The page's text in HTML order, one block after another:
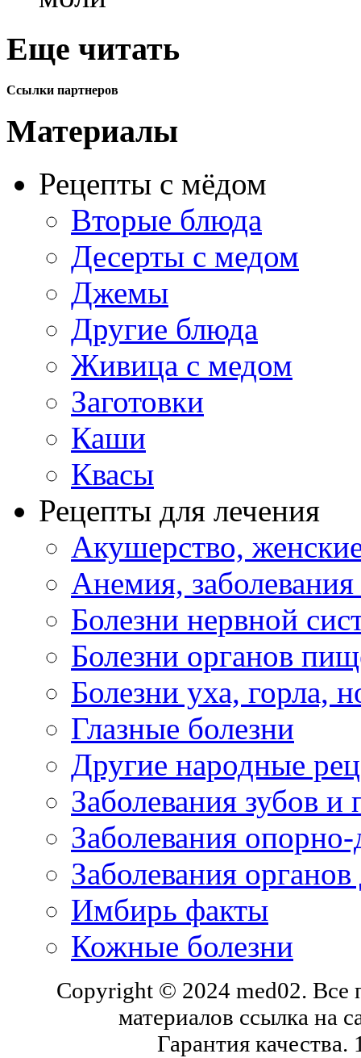
Еще читать
Ссылки партнеров
Материалы
Рецепты с мёдом
Вторые блюда
Десерты с медом
Джемы
Другие блюда
Живица с медом
Заготовки
Каши
Квасы
Рецепты для лечения
Акушерство,
Анемия, заболевания
Болезни нервной
Болезни органов
Болезни уха, горла,
Глазные болезни
Другие народные
Заболевания зубов и
Заболевания опорно-
Заболевания
Имбирь факты
Кожные болезни
Copyright © 2024 med02. Все
материалов ссылка на
Гарантия